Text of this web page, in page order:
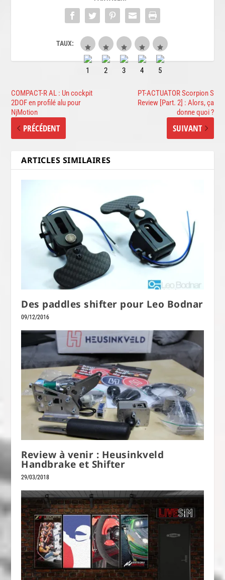
TAUX:
COMPACT-R AL : Un cockpit
2DOF en profilé alu pour
NjMotion
PRÉCÉDENT
PT-ACTUATOR Scorpion S
Review [Part. 2] : Alors, ça
donne quoi ?
SUIVANT
ARTICLES SIMILAIRES
Des paddles shifter pour Leo Bodnar
09/12/2016
Review à venir : Heusinkveld
Handbrake et Shifter
29/03/2018